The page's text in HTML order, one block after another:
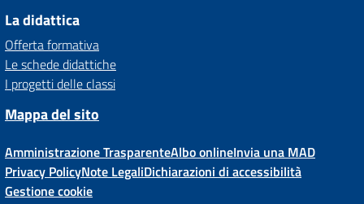
La didattica
Offerta formativa
Le schede didattiche
I progetti delle classi
Mappa del sito
Amministrazione TrasparenteAlbo onlineInvia una MAD
Privacy PolicyNote LegaliDichiarazioni di accessibilità
Gestione cookie